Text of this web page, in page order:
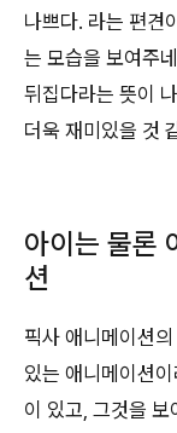
나쁘다. 라는 편견
는 모습을 보여주
뒤집다라는 뜻이
더욱 재미있을 것
아이는 물론
션
픽사 애니메이션
있는 애니메이션
이 있고, 그것을